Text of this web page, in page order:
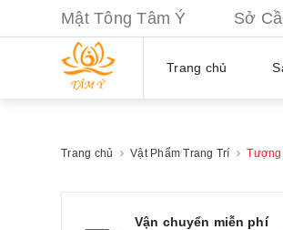
Mật Tông Tâm Ý Sở Cầu
Trang chủ
Trang chủ Vật Phẩm Trang Trí Tượng
Vận chuyển miễn phí